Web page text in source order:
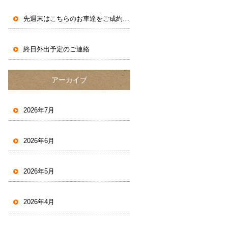
先週末はこちらのお車達をご成約いただきました。
終日外出予定のご連絡
アーカイブ
2026年7月
2026年6月
2026年5月
2026年4月